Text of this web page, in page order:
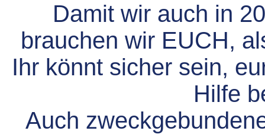
Damit wir auch in
brauchen wir EUCH,
Ihr könnt sicher sein,
Hilfe
Auch